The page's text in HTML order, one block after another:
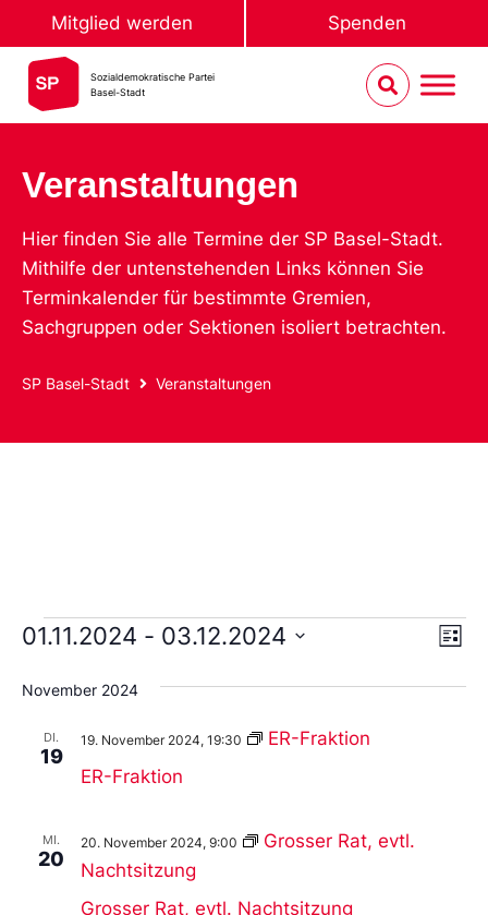
Mitglied werden Spenden
Sozialdemokratische Partei
Basel-Stadt
Veranstaltungen
Hier finden Sie alle Termine der SP Basel-Stadt.
Mithilfe der untenstehenden Links können Sie
Terminkalender für bestimmte Gremien,
Sachgruppen oder Sektionen isoliert betrachten.
SP Basel-Stadt Veranstaltungen
Liste
01.11.2024 - 03.12.2024
Sie
das
aus.
November 2024
DI.
19
ER-Fraktion
19. November 2024, 19:30 ER-Fraktion
MI.
20
Grosser Rat, evtl. Nachtsitzung
20. November 2024, 9:00
Grosser Rat, evtl.
Nachtsitzung